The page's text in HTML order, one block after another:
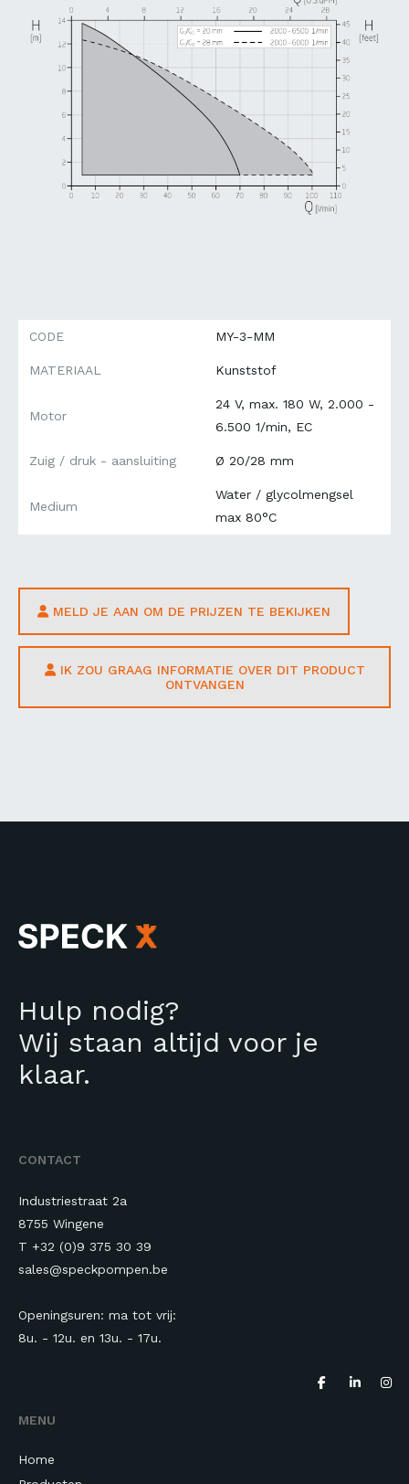
CODE MY-3-MM
MATERIAAL Kunststof
Motor
24 V, max. 180 W, 2.000 -
6.500 1/min, EC
Zuig / druk - aansluiting Ø 20/28 mm
Medium
Water / glycolmengsel
max 80°C
MELD JE AAN OM DE PRIJZEN TE BEKIJKEN
IK ZOU GRAAG INFORMATIE OVER DIT PRODUCT
ONTVANGEN
Hulp nodig?
Wij staan altijd voor je
klaar.
CONTACT
Industriestraat 2a
8755 Wingene
T +32 (0)9 375 30 39
sales@speckpompen.be
Openingsuren: ma tot vrij:
8u. - 12u. en 13u. - 17u.
MENU
Home